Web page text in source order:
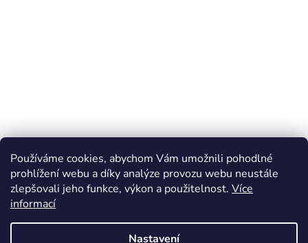
Používáme cookies, abychom Vám umožnili pohodlné
prohlížení webu a díky analýze provozu webu neustále
zlepšovali jeho funkce, výkon a použitelnost. Více
informací
Nastavení